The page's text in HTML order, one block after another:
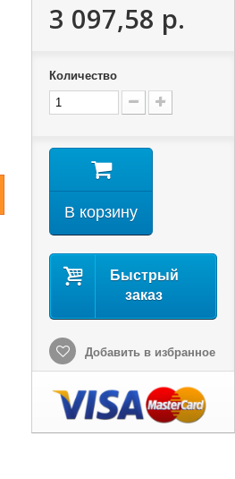
3 097,58 р.
Количество
В корзину
Быстрый
заказ
Добавить в избранное